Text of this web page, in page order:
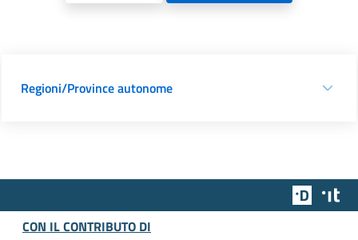
Regioni/Province autonome
Team
CON IL CONTRIBUTO DI